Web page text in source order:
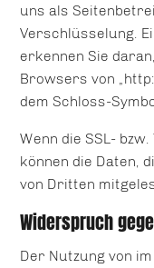
uns als
Verschlüsselung.
erkennen Sie
Browsers von
dem Schloss-
Wenn die SSL-
können die Daten,
von Dritten
Widerspruch
Der Nutzung von